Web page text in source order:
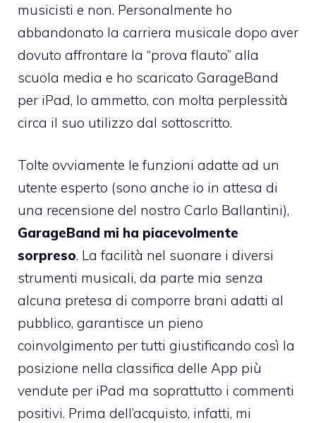
musicisti e non. Personalmente ho
abbandonato la carriera musicale dopo aver
dovuto affrontare la “prova flauto” alla
scuola media e ho scaricato GarageBand
per iPad, lo ammetto, con molta perplessità
circa il suo utilizzo dal sottoscritto.
Tolte ovviamente le funzioni adatte ad un
utente esperto (sono anche io in attesa di
una recensione del nostro Carlo Ballantini),
GarageBand mi ha piacevolmente
sorpreso. La facilità nel suonare i diversi
strumenti musicali, da parte mia senza
alcuna pretesa di comporre brani adatti al
pubblico, garantisce un pieno
coinvolgimento per tutti giustificando così la
posizione nella classifica delle App più
vendute per iPad ma soprattutto i commenti
positivi. Prima dell’acquisto, infatti, mi